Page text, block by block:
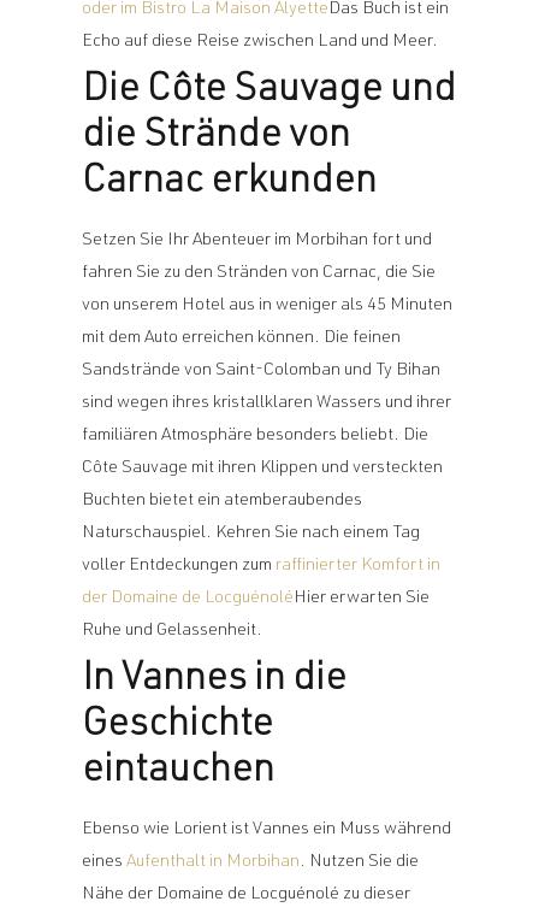
oder im Bistro La Maison Alyette Das Buch ist ein
Echo auf diese Reise zwischen Land und Meer.
Die Côte Sauvage und
die Strände von
Carnac erkunden
Setzen Sie Ihr Abenteuer im Morbihan fort und
fahren Sie zu den Stränden von Carnac, die Sie
von unserem Hotel aus in weniger als 45 Minuten
mit dem Auto erreichen können. Die feinen
Sandstrände von Saint-Colomban und Ty Bihan
sind wegen ihres kristallklaren Wassers und ihrer
familiären Atmosphäre besonders beliebt. Die
Côte Sauvage mit ihren Klippen und versteckten
Buchten bietet ein atemberaubendes
Naturschauspiel. Kehren Sie nach einem Tag
voller Entdeckungen zum raffinierter Komfort in
der Domaine de Locguénolé Hier erwarten Sie
Ruhe und Gelassenheit.
In Vannes in die
Geschichte
eintauchen
Ebenso wie Lorient ist Vannes ein Muss während
eines Aufenthalt in Morbihan . Nutzen Sie die
Nähe der Domaine de Locguénolé zu dieser